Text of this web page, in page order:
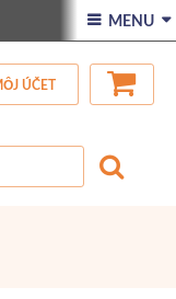
ÚVOD
VŠETOK TOVAR
ZĽAVA BLOG
 MENU 
ÚČET